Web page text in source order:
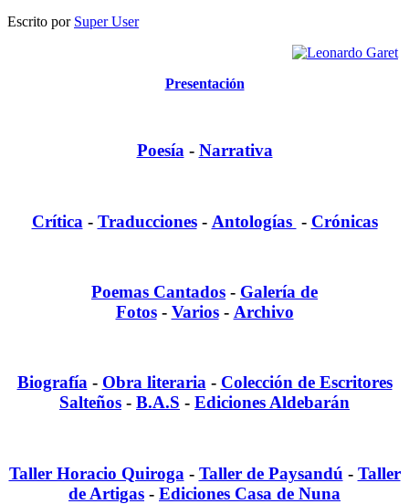
Escrito por Super User
Presentación
Poesía - Narrativa
Crítica - Traducciones- Antologías - Crónicas
Poemas Cantados - Galería de
Fotos- Varios- Archivo
Biografía- Obra literaria- Colección de Escritores
Salteños - B.A.S - Ediciones Aldebarán
Taller Horacio Quiroga - Taller de Paysandú - Taller
de Artigas - Ediciones Casa de Nuna